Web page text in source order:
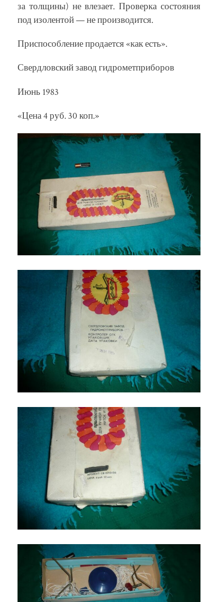
за толщины) не влезает. Проверка состояния
под изолентой — не производится.
Приспособление продается «как есть».
Свердловский завод гидрометприборов
Июнь 1983
«Цена 4 руб. 30 коп.»